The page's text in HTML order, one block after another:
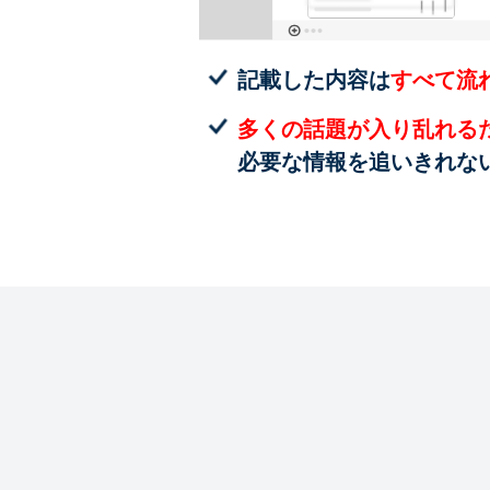
記載した内容はすべて流
多くの話題が入り乱れる
必要な情報を追いきれな